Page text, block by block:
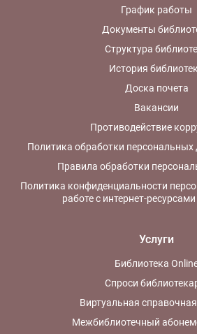
График работы
Документы
Структура
История
Доска почета
Вакансии
Противодействие
Политика обработки персональных
Правила обработки
Политика конфиденциальности
работе с интернет-
Услуги
Библиотека
Спроси
Виртуальная
Межбиблиотечный